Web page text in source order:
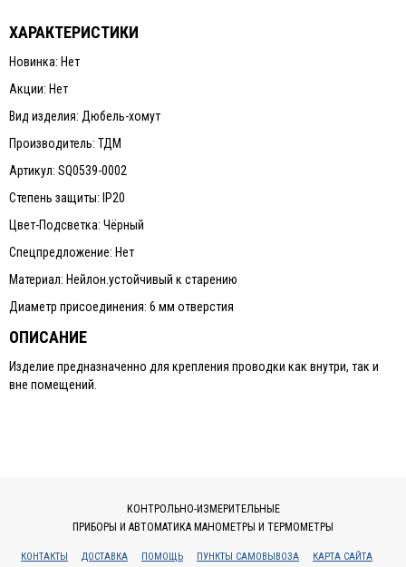
ХАРАКТЕРИСТИКИ
Новинка: Нет
Акции: Нет
Вид изделия: Дюбель-хомут
Производитель: ТДМ
Артикул: SQ0539-0002
Степень защиты: IP20
Цвет-Подсветка: Чёрный
Спецпредложение: Нет
Материал: Нейлон.устойчивый к старению
Диаметр присоединения: 6 мм отверстия
ОПИСАНИЕ
Изделие предназначенно для крепления проводки как внутри, так и
вне помещений.
КОНТРОЛЬНО-ИЗМЕРИТЕЛЬНЫЕ
ПРИБОРЫ И АВТОМАТИКА МАНОМЕТРЫ И ТЕРМОМЕТРЫ
КОНТАКТЫ ДОСТАВКА ПОМОЩЬ ПУНКТЫ САМОВЫВОЗА КАРТА САЙТА